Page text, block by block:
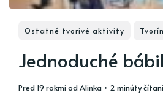
Ostatné tvorivé aktivity
Jednoduché
pred 19 rokmiodAlinka • 2 minúty